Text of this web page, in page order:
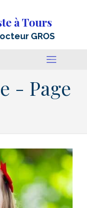
à Tours
GROS
- Page